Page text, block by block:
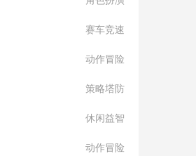
赛车竞速
动作冒险
策略塔防
休闲益智
动作冒险